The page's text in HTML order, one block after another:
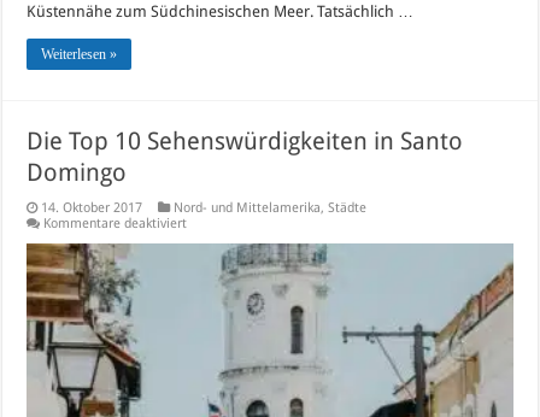
Küstennähe zum Südchinesischen Meer. Tatsächlich …
Weiterlesen »
Die Top 10 Sehenswürdigkeiten in Santo
Domingo
14. Oktober 2017 Nord- und Mittelamerika,Städte
Kommentare deaktiviertfür
Sehenswürdigkeiten